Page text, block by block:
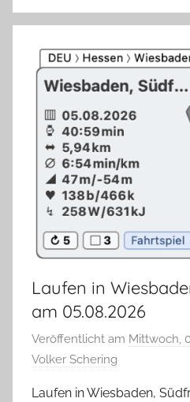
Laufen in
am 05.08.2026
Veröffentlicht am Mittwoch,
Volker Schering
Laufen in Wiesbaden,